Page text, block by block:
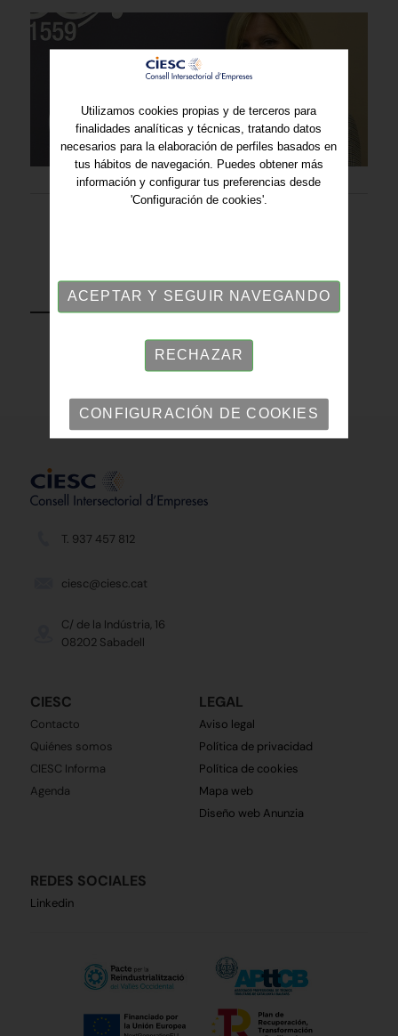
VOLVER
T. 937 457 812
ciesc@ciesc.cat
C/ de la Indústria, 16
08202 Sabadell
CIESC
Contacto
Quiénes somos
CIESC Informa
Agenda
REDES SOCIALES
Linkedin
LEGAL
Aviso legal
Política de privacidad
Política de cookies
Mapa web
Diseño web Anunzia
Utilizamos cookies propias y de terceros para
finalidades analíticas y técnicas, tratando datos
necesarios para la elaboración de perfiles basados en
tus hábitos de navegación. Puedes obtener más
información y configurar tus preferencias desde
'Configuración de cookies'.
ACEPTAR Y SEGUIR NAVEGANDO
RECHAZAR
CONFIGURACIÓN DE COOKIES